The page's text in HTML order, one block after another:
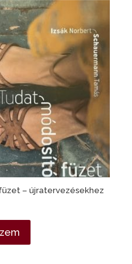
– újratervezésekhez